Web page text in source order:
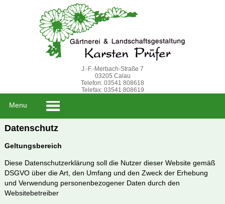
J.-F.-Merbach-Straße 7
03205 Calau
Telefon: 03541 808618
Telefax: 03541 808619
Menu
Datenschutz
Geltungsbereich
Diese Datenschutzerklärung soll die Nutzer dieser Website gemäß
DSGVO über die Art, den Umfang und den Zweck der Erhebung
und Verwendung personenbezogener Daten durch den
Websitebetreiber